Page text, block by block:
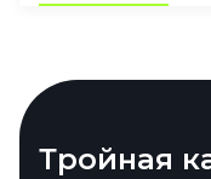
Тройная